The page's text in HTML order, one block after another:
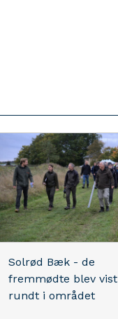
Solrød Bæk - de
fremmødte blev vist
rundt i området